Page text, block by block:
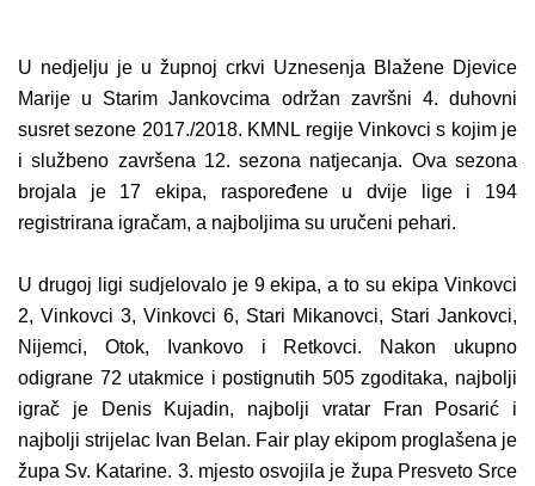
U nedjelju je u župnoj crkvi Uznesenja Blažene Djevice
Marije u Starim Jankovcima održan završni 4. duhovni
susret sezone 2017./2018. KMNL regije Vinkovci s kojim je
i službeno završena 12. sezona natjecanja. Ova sezona
brojala je 17 ekipa, raspoređene u dvije lige i 194
registrirana igračam, a najboljima su uručeni pehari.
U drugoj ligi sudjelovalo je 9 ekipa, a to su ekipa Vinkovci
2, Vinkovci 3, Vinkovci 6, Stari Mikanovci, Stari Jankovci,
Nijemci, Otok, Ivankovo i Retkovci. Nakon ukupno
odigrane 72 utakmice i postignutih 505 zgoditaka, najbolji
igrač je Denis Kujadin, najbolji vratar Fran Posarić i
najbolji strijelac Ivan Belan. Fair play ekipom proglašena je
župa Sv. Katarine. 3. mjesto osvojila je župa Presveto Srce